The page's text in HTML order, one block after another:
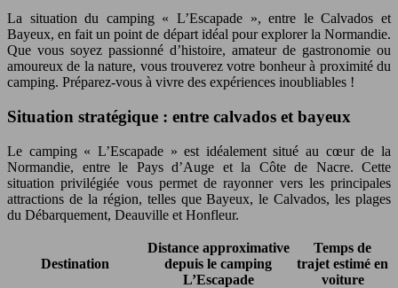
La situation du camping « L’Escapade », entre le Calvados et
Bayeux, en fait un point de départ idéal pour explorer la Normandie.
Que vous soyez passionné d’histoire, amateur de gastronomie ou
amoureux de la nature, vous trouverez votre bonheur à proximité du
camping. Préparez-vous à vivre des expériences inoubliables !
Situation stratégique : entre calvados et bayeux
Le camping « L’Escapade » est idéalement situé au cœur de la
Normandie, entre le Pays d’Auge et la Côte de Nacre. Cette
situation privilégiée vous permet de rayonner vers les principales
attractions de la région, telles que Bayeux, le Calvados, les plages
du Débarquement, Deauville et Honfleur.
Destination
Distance approximative
depuis le camping
L’Escapade
Temps de
trajet estimé en
voiture